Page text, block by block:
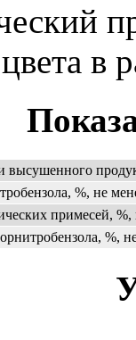
в
высушенного
%, не
примесей, %,
%,